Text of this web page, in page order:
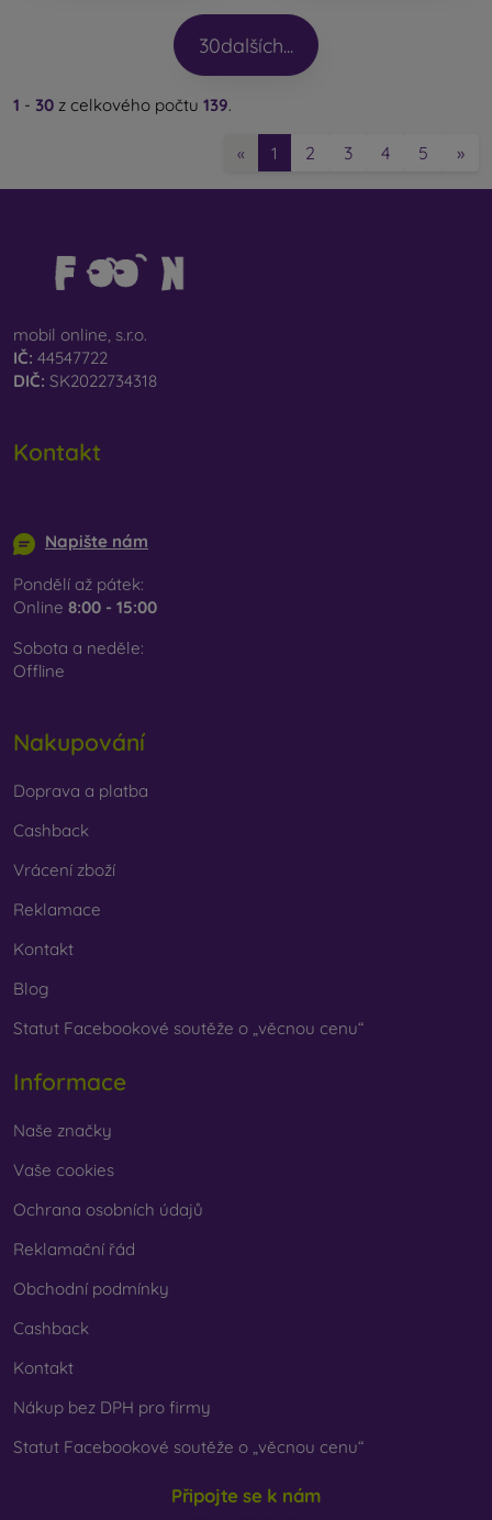
30dalších...
1 - 30 z celkového počtu 139.
« 1 2 3 4 5 »
mobil online, s.r.o.
IČ: 44547722
DIČ: SK2022734318
Kontakt
Napište nám
Pondělí až pátek:
Online 8:00 - 15:00
Sobota a neděle:
Offline
Nakupování
Doprava a platba
Cashback
Vrácení zboží
Reklamace
Kontakt
Blog
Statut Facebookové soutěže o „věcnou cenu“
Informace
Naše značky
Vaše cookies
Ochrana osobních údajů
Reklamační řád
Obchodní podmínky
Cashback
Kontakt
Nákup bez DPH pro firmy
Statut Facebookové soutěže o „věcnou cenu“
Připojte se k nám